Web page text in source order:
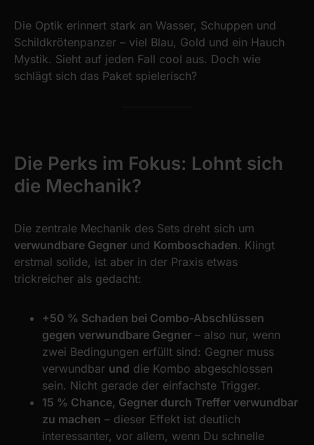
Die Optik erinnert stark an Wasser, Schuppen und
Schildkrötenpanzer – viel Blau, Gold und ein Hauch
Mystik. Sieht auf jeden Fall cool aus. Doch wie
schlägt sich das Paket spielerisch?
Die Perks im Fokus: Lohnt sich
die Mechanik?
Die zentrale Mechanik des Sets dreht sich um
verwundbare Gegner und Komboschaden. Klingt
erstmal solide, ist aber in der Praxis etwas
trickreicher als gedacht:
+50 % Schaden bei Combo-Abschlüssen
gegen verwundbare Gegner – also nur, wenn
zwei Bedingungen erfüllt sind: Gegner muss
verwundbar und die Kombo abgeschlossen
sein. Nicht gerade der einfachste Trigger.
15 % Chance, Gegner durch Treffer verwundbar
zu machen – dieser Effekt ist deutlich
interessanter, vor allem, wenn Du schnelle